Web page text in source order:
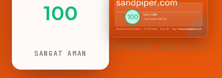
100
SANGAT AMAN
CemerlanTrust · sandpiper.com